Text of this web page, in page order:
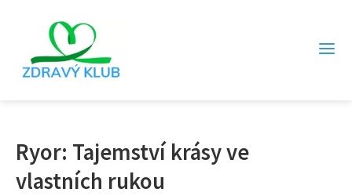
Ryor: Tajemství krásy ve
vlastních rukou